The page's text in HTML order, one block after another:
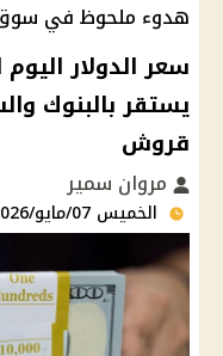
هدوء ملحوظ في سوق
قروش
مروان سمير
الخميس 07/مايو/2026 - 05:52 م